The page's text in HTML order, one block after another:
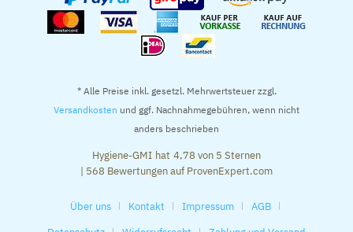
* Alle Preise inkl. gesetzl. Mehrwertsteuer zzgl.
Versandkosten und ggf. Nachnahmegebühren, wenn nicht
anders beschrieben
Hygiene-GMI hat 4,78 von 5 Sternen
| 568 Bewertungen auf ProvenExpert.com
Über uns Kontakt Impressum
AGB